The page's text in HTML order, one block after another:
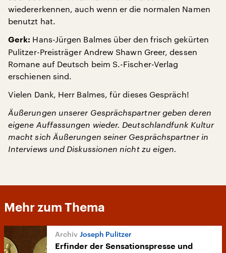
wiedererkennen, auch wenn er die normalen Namen
benutzt hat.
Gerk: Hans-Jürgen Balmes über den frisch gekürten
Pulitzer-Preisträger Andrew Shawn Greer, dessen
Romane auf Deutsch beim S.-Fischer-Verlag
erschienen sind.
Vielen Dank, Herr Balmes, für dieses Gespräch!
Äußerungen unserer Gesprächspartner geben deren
eigene Auffassungen wieder. Deutschlandfunk Kultur
macht sich Äußerungen seiner Gesprächspartner in
Interviews und Diskussionen nicht zu eigen.
Mehr zum Thema
Joseph Pulitzer
Erfinder der Sensationspresse und